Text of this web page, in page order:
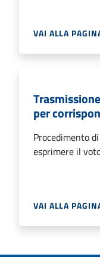
VAI ALLA
per
Procedimento
esprimere il
VAI ALLA